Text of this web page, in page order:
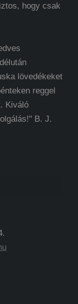
hogy csak
lövedékeket
reggel
Kiváló
B. J.